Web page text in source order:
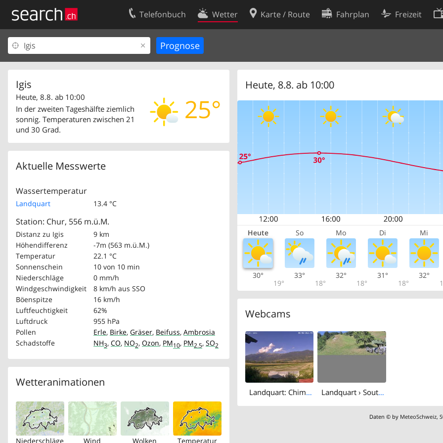
Telefonbuch Wetter Karte / Route Fahrplan Freizeit
Igis
25°
Heute, 8.8. ab 10:00
In der zweiten Tageshälfte ziemlich
sonnig. Temperaturen zwischen 21
und 30 Grad.
Aktuelle Messwerte
Wassertemperatur
Landquart 13.4 °C
Station: Chur, 556 m.ü.M.
Distanz zu Igis
9 km
Höhendifferenz
-7m (563 m.ü.M.)
Temperatur
22.1 °C
Sonnenschein
10 von 10 min
Niederschläge
0 mm/h
Windgeschwindigkeit
8 km/h aus SSO
Böenspitze
16 km/h
Luftfeuchtigkeit
62%
Luftdruck
955 hPa
Pollen
Erle, Birke, Gräser, Beifuss, Ambrosia
Schadstoffe
NH3, CO, NO2, Ozon, PM10, PM2.5, SO2
Wetteranimationen
Niederschläge Wind Wolken Temperatur
Heute, 8.8. ab 10:00
Heute So Mo Di Mi
30°
19°
33°
18°
32°
18°
31°
18°
32°
Webcams
Landquart: Chimmispitz - Haldensteiner Calanda - Calandahütte SAC - Calanda Landquart › South-west: Skilift Mastrils
Daten © by MeteoSchweiz,
Ihr Eintrag
Kundencenter Geschäftskunden
Kontakt
Nutzungsbedingungen
Cookie-Einstellungen